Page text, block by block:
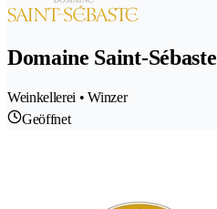
Domaine Saint-Sébaste
Weinkellerei • Winzer
Geöffnet